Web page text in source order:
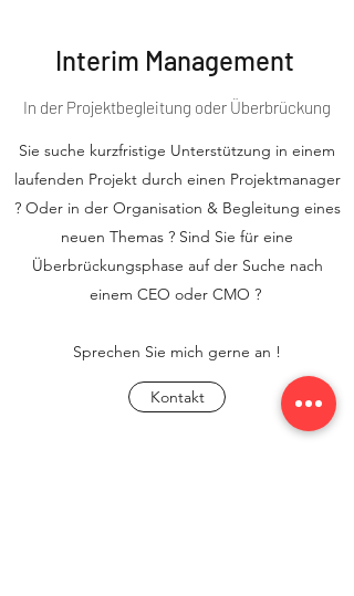
Interim Management
In der Projektbegleitung oder Überbrückung
Sie suche kurzfristige Unterstützung in einem
laufenden Projekt durch einen Projektmanager
? Oder in der Organisation & Begleitung eines
neuen Themas ? Sind Sie für eine
Überbrückungsphase auf der Suche nach
einem CEO oder CMO ?
Sprechen Sie mich gerne an !
Kontakt